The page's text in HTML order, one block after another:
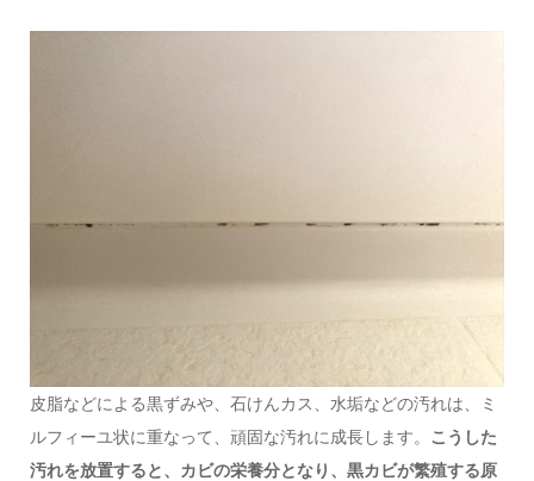
皮脂などによる黒ずみや、石けんカス、水垢などの汚れは、ミ
ルフィーユ状に重なって、頑固な汚れに成長します。 こうした
汚れを放置すると、カビの栄養分となり、黒カビが繁殖する原